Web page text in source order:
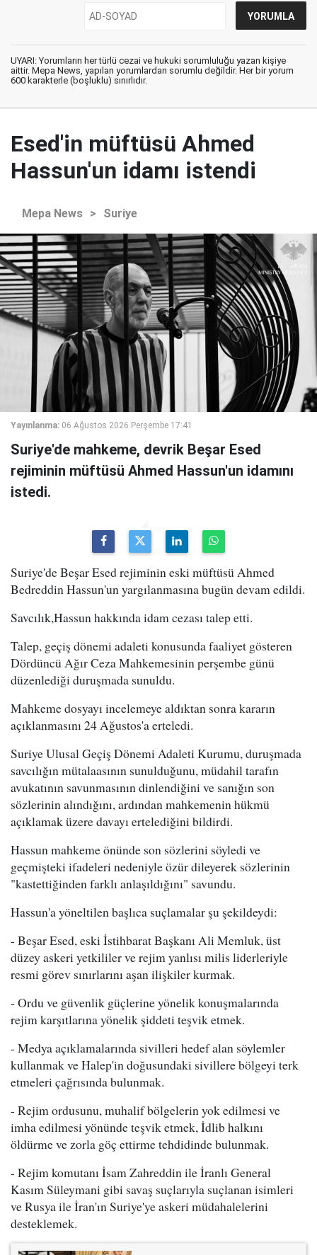
UYARI: Yorumların her türlü cezai ve hukuki sorumluluğu yazan kişiye
aittir. Mepa News, yapılan yorumlardan sorumlu değildir. Her bir yorum
600 karakterle (boşluklu) sınırlıdır.
Esed'in müftüsü Ahmed
Hassun'un idamı istendi
Mepa News > Suriye
Yayınlanma: 06 Ağustos 2026 Perşembe 17:41
Suriye'de mahkeme, devrik Beşar Esed
rejiminin müftüsü Ahmed Hassun'un idamını
istedi.
Suriye'de Beşar Esed rejiminin eski müftüsü Ahmed
Bedreddin Hassun'un yargılanmasına bugün devam edildi.
Savcılık,Hassun hakkında idam cezası talep etti.
Talep, geçiş dönemi adaleti konusunda faaliyet gösteren
Dördüncü Ağır Ceza Mahkemesinin perşembe günü
düzenlediği duruşmada sunuldu.
Mahkeme dosyayı incelemeye aldıktan sonra kararın
açıklanmasını 24 Ağustos'a erteledi.
Suriye Ulusal Geçiş Dönemi Adaleti Kurumu, duruşmada
savcılığın mütalaasının sunulduğunu, müdahil tarafın
avukatının savunmasının dinlendiğini ve sanığın son
sözlerinin alındığını, ardından mahkemenin hükmü
açıklamak üzere davayı ertelediğini bildirdi.
Hassun mahkeme önünde son sözlerini söyledi ve
geçmişteki ifadeleri nedeniyle özür dileyerek sözlerinin
"kastettiğinden farklı anlaşıldığını" savundu.
Hassun'a yöneltilen başlıca suçlamalar şu şekildeydi:
- Beşar Esed, eski İstihbarat Başkanı Ali Memluk, üst
düzey askeri yetkililer ve rejim yanlısı milis liderleriyle
resmi görev sınırlarını aşan ilişkiler kurmak.
- Ordu ve güvenlik güçlerine yönelik konuşmalarında
rejim karşıtlarına yönelik şiddeti teşvik etmek.
- Medya açıklamalarında sivilleri hedef alan söylemler
kullanmak ve Halep'in doğusundaki sivillere bölgeyi terk
etmeleri çağrısında bulunmak.
- Rejim ordusunu, muhalif bölgelerin yok edilmesi ve
imha edilmesi yönünde teşvik etmek, İdlib halkını
öldürme ve zorla göç ettirme tehdidinde bulunmak.
- Rejim komutanı İsam Zahreddin ile İranlı General
Kasım Süleymani gibi savaş suçlarıyla suçlanan isimleri
ve Rusya ile İran'ın Suriye'ye askeri müdahalelerini
desteklemek.